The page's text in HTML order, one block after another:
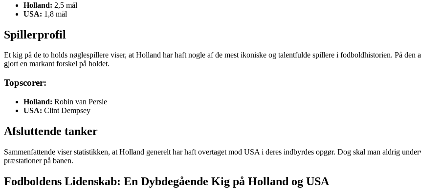
Holland: 2,5 mål
USA: 1,8 mål
Spillerprofil
Et kig på de to holds nøglespillere viser, at Holland har haft nogle af de mest ikoniske og talentfulde spillere i fodboldhistorien. På den
gjort en markant forskel på holdet.
Topscorer:
Holland: Robin van Persie
USA: Clint Dempsey
Afsluttende tanker
Sammenfattende viser statistikken, at Holland generelt har haft overtaget mod USA i deres indbyrdes opgør. Dog skal man aldrig
præstationer på banen.
Fodboldens Lidenskab: En Dybdegående Kig på Holland og USA